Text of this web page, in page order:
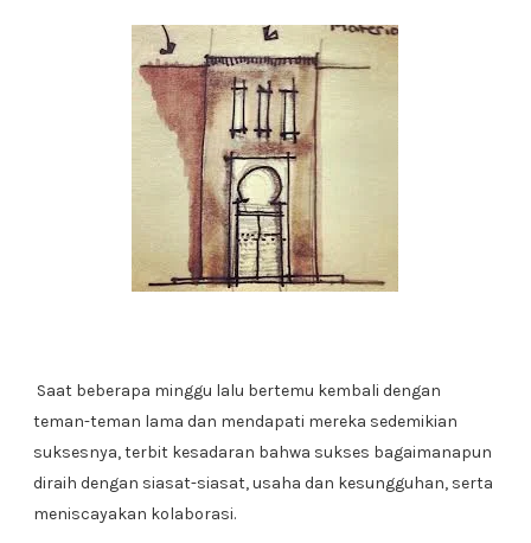
Saat beberapa minggu lalu bertemu kembali dengan
teman-teman lama dan mendapati mereka sedemikian
suksesnya, terbit kesadaran bahwa sukses bagaimanapun
diraih dengan siasat-siasat, usaha dan kesungguhan, serta
meniscayakan kolaborasi.